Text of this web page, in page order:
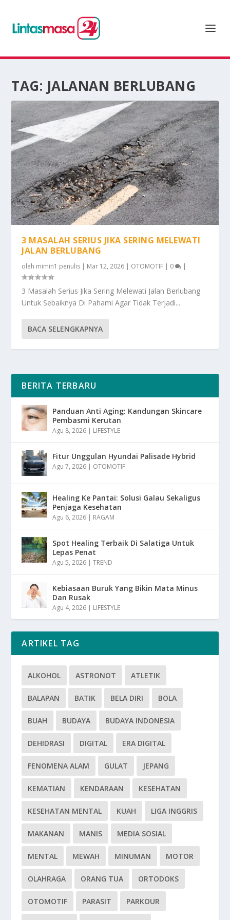
TAG: JALANAN BERLUBANG
3 MASALAH SERIUS JIKA SERING MELEWATI
JALAN BERLUBANG
oleh mimin1 penulis | Mar 12, 2026 | OTOMOTIF | 0 |
3 Masalah Serius Jika Sering Melewati Jalan Berlubang
Untuk Sebaiknya Di Pahami Agar Tidak Terjadi...
BACA SELENGKAPNYA
BERITA TERBARU
Panduan Anti Aging: Kandungan Skincare
Pembasmi Kerutan
Agu 8, 2026 | LIFESTYLE
Fitur Unggulan Hyundai Palisade Hybrid
Agu 7, 2026 | OTOMOTIF
Healing Ke Pantai: Solusi Galau Sekaligus
Penjaga Kesehatan
Agu 6, 2026 | RAGAM
Spot Healing Terbaik Di Salatiga Untuk
Lepas Penat
Agu 5, 2026 |TREND
Kebiasaan Buruk Yang Bikin Mata Minus
Dan Rusak
Agu 4, 2026 | LIFESTYLE
ARTIKEL TAG
ALKOHOL ASTRONOT ATLETIK
BALAPAN BATIK BELA DIRI BOLA
BUAH BUDAYA BUDAYA INDONESIA
DEHIDRASI DIGITAL ERA DIGITAL
FENOMENA ALAM GULAT JEPANG
KEMATIAN KENDARAAN KESEHATAN
KESEHATAN MENTAL KUAH LIGA INGGRIS
MAKANAN MANIS MEDIA SOSIAL
MENTAL MEWAH MINUMAN MOTOR
OLAHRAGA ORANG TUA ORTODOKS
OTOMOTIF PARASIT PARKOUR